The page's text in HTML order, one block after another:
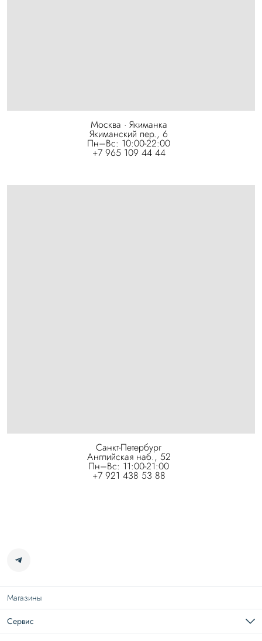
Москва · Якиманка
Якиманский пер., 6
Пн–Вс: 10:00-22:00
+7 965 109 44 44
Санкт-Петербург
Английская наб., 52
Пн–Вс: 11:00-21:00
+7 921 438 53 88
Магазины
Сервис
Подарочная карта